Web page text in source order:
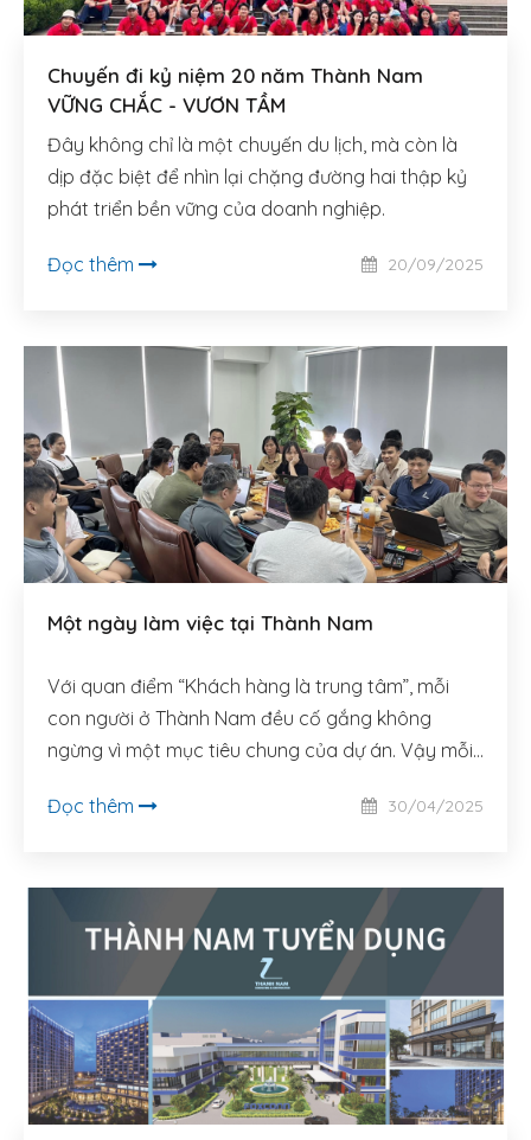
Chuyến đi kỷ niệm 20 năm Thành Nam
VỮNG CHẮC - VƯƠN TẦM
Đây không chỉ là một chuyến du lịch, mà còn là
dịp đặc biệt để nhìn lại chặng đường hai thập kỷ
phát triển bền vững của doanh nghiệp.
Đọc thêm 20/09/2025
Một ngày làm việc tại Thành Nam
Với quan điểm “Khách hàng là trung tâm”, mỗi
con người ở Thành Nam đều cố gắng không
ngừng vì một mục tiêu chung của dự án. Vậy mỗi
cùng chúng tôi bước vào một ngày làm việc đầy
Đọc thêm 30/04/2025